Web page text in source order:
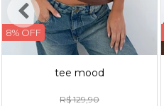
8% OFF
tee mood
R$ 129,90